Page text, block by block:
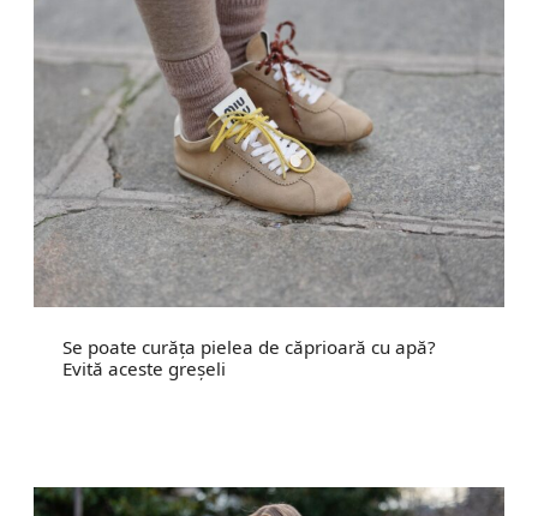
Se poate curăța pielea de căprioară cu apă?
Evită aceste greșeli